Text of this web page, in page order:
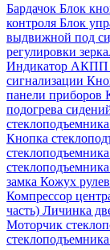
Бардачок Блок
контроля Блок
выдвижной под
регулировки
Индикатор АКПП
сигнализации
панели приборов
подогрева
стеклоподъемника
Кнопка
замка Кожух
Компрессор
часть) Личинка
Моторчик